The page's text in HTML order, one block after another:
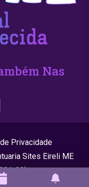
Nas
Privacidade
Sites Eireli ME
22)